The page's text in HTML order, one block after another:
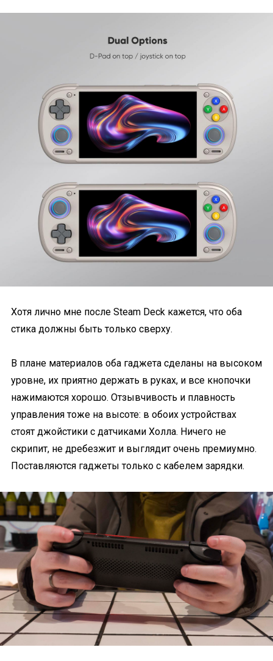
Хотя лично мне после Steam Deck кажется, что оба
стика должны быть только сверху.
В плане материалов оба гаджета сделаны на высоком
уровне, их приятно держать в руках, и все кнопочки
нажимаются хорошо. Отзывчивость и плавность
управления тоже на высоте: в обоих устройствах
стоят джойстики с датчиками Холла. Ничего не
скрипит, не дребезжит и выглядит очень премиумно.
Поставляются гаджеты только с кабелем зарядки.